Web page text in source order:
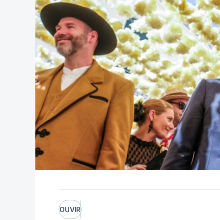
OUVIR